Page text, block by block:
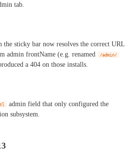
tab.
sticky bar now resolves the correct URL
admin frontName (e.g. renamed
/admin/
a 404 on those installs.
admin field that only configured the
subsystem.